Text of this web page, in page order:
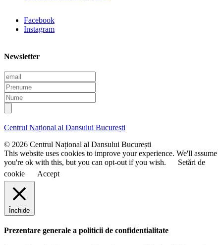
Facebook
Instagram
Newsletter
E
m
a
i
l
P
r
e
n
m
N
u
m
e
Centrul Național al Dansului București
© 2026 Centrul Național al Dansului București
This website uses cookies to improve your experience. We'll assume
you're ok with this, but you can opt-out if you wish.
Setări de
cookie
Accept
Închide
Prezentare generale a politicii de confidentialitate